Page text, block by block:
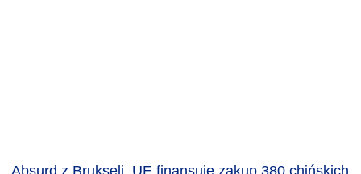
Absurd z Brukseli. UE finansuje zakup 380 chińskich